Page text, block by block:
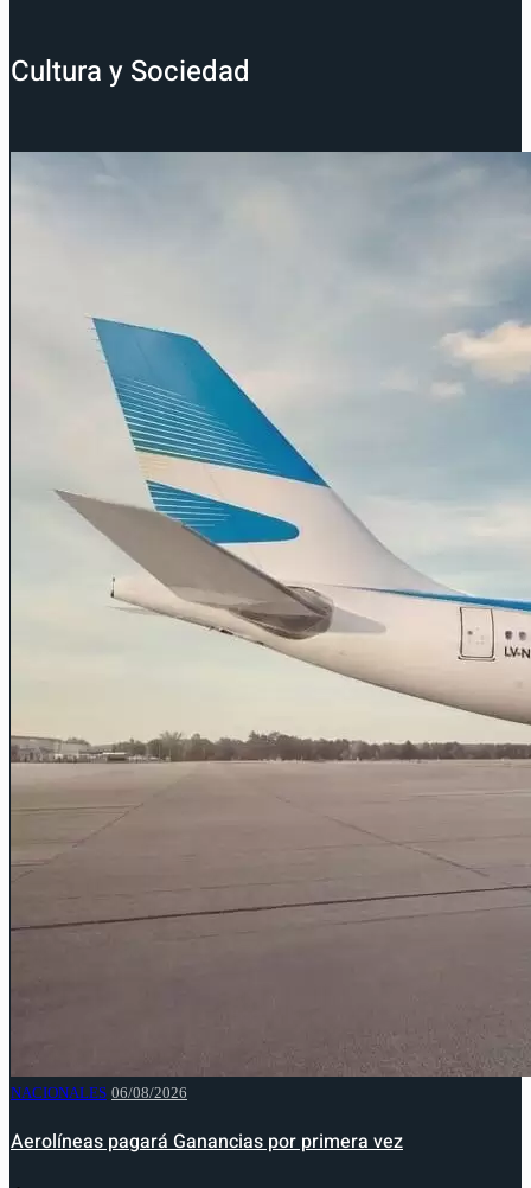
Cultura y Sociedad
NACIONALES 06/08/2026
Aerolíneas pagará Ganancias por primera vez